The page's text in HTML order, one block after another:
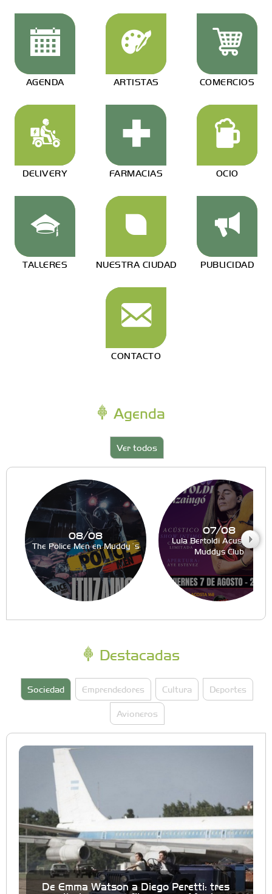
AGENDA ARTISTAS COMERCIOS
DELIVERY FARMACIAS OCIO
TALLERES NUESTRA CIUDAD PUBLICIDAD
CONTACTO
Agenda
Ver todos
08/08
The Police Men en Muddy´s
07/08
Lula Bertoldi Acustico en
Muddys Club
Destacadas
Sociedad Emprendedores Cultura Deportes
Avioneros
De Emma Watson a Diego Peretti: tres